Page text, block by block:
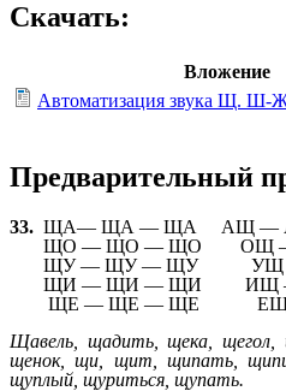
Скачать:
Вложение
Автоматизация звука Щ.
Предварительный
33. ЩА— ЩА — ЩА АЩ —
ЩО — ЩО — ЩО ОЩ –
ЩУ — ЩУ — ЩУ УЩ
ЩИ — ЩИ — ЩИ ИЩ
ЩЕ — ЩЕ — ЩЕ ЕЩ –
Щавель, щадить, щека, щегол,
щенок, щи, щит, щипать,
щуплый, щуриться, щупать.